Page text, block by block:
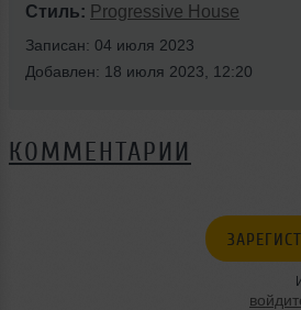
Стиль: Progressive House
Записан: 04 июля 2023
Добавлен: 18 июля 2023, 12:20
КОММЕНТАРИИ